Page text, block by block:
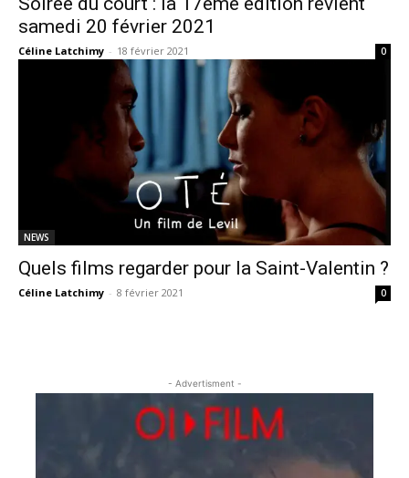
samedi 20 février 2021
Céline Latchimy - 18 février 2021 0
NEWS
Quels films regarder pour la Saint-Valentin ?
Céline Latchimy - 8 février 2021 0
- Advertisment -